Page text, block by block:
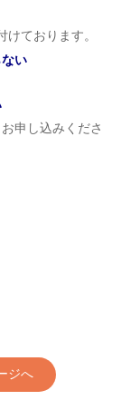
けております。
い
申し込みくださ
ジへ